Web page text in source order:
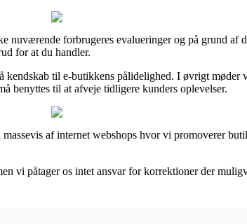
nuværende forbrugeres evalueringer og på grund af
for at du handler.
til e-butikkens pålidelighed. I øvrigt møder
benyttes til at afveje tidligere kunders oplevelser.
af internet webshops hvor vi promoverer
vi påtager os intet ansvar for korrektioner der